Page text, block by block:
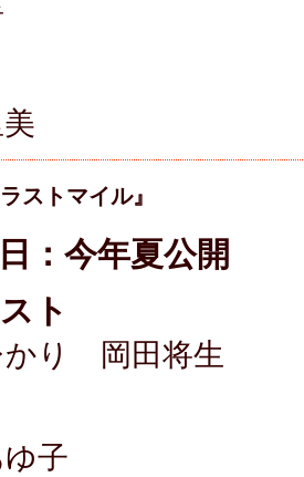
ストマイル』
：今年夏公開
ト
かり 岡田将生
子